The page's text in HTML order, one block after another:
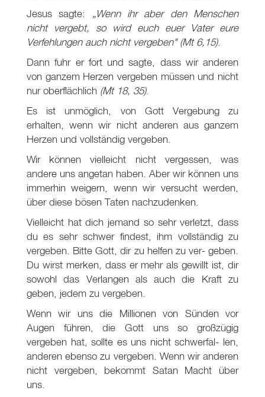
Jesus sagte: „Wenn ihr aber den Menschen
nicht vergebt, so wird euch euer Vater eure
Verfehlungen auch nicht vergeben"(Mt 6,15).
Dann fuhr er fort und sagte, dass wir anderen
von ganzem Herzen vergeben müssen und nicht
nur oberflächlich (Mt 18, 35).
Es ist unmöglich, von Gott Vergebung zu
erhalten, wenn wir nicht anderen aus ganzem
Herzen und vollständig vergeben.
Wir können vielleicht nicht vergessen, was
andere uns angetan haben. Aber wir können uns
immerhin weigern, wenn wir versucht werden,
über diese bösen Taten nachzudenken.
Vielleicht hat dich jemand so sehr verletzt, dass
du es sehr schwer findest, ihm vollständig zu
vergeben. Bitte Gott, dir zu helfen zu ver- geben.
Du wirst merken, dass er mehr als gewillt ist, dir
sowohl das Verlangen als auch die Kraft zu
geben, jedem zu vergeben.
Wenn wir uns die Millionen von Sünden vor
Augen führen, die Gott uns so großzügig
vergeben hat, sollte es uns nicht schwerfal- len,
anderen ebenso zu vergeben. Wenn wir anderen
nicht vergeben, bekommt Satan Macht über
uns.